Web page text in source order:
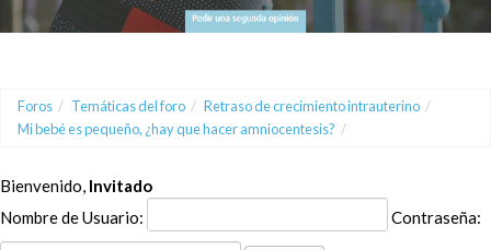
Foros / Temáticas del foro / Retraso de crecimiento intrauterino /
Mi bebé es pequeño, ¿hay que hacer amniocentesis? /
Bienvenido, Invitado
Nombre de Usuario:
Contraseña: